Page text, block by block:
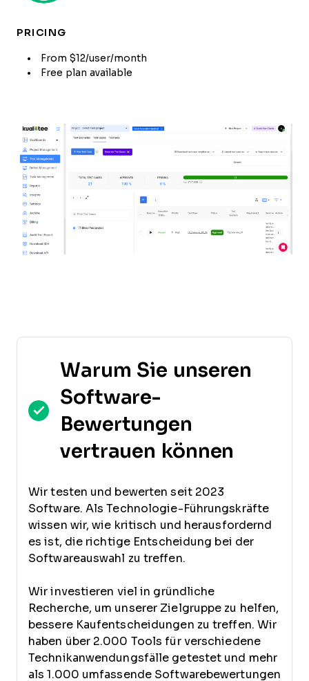
PRICING
From $12/user/month
Free plan available
Warum Sie unseren
Software-
Bewertungen
vertrauen können
Wir testen und bewerten seit 2023
Software. Als Technologie-Führungskräfte
wissen wir, wie kritisch und herausfordernd
es ist, die richtige Entscheidung bei der
Softwareauswahl zu treffen.
Wir investieren viel in gründliche
Recherche, um unserer Zielgruppe zu helfen,
bessere Kaufentscheidungen zu treffen. Wir
haben über 2.000 Tools für verschiedene
Technikanwendungsfälle getestet und mehr
als 1.000 umfassende Softwarebewertungen